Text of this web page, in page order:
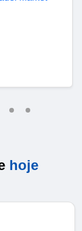
hoje